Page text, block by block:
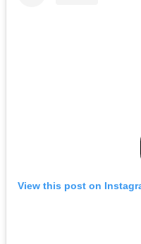
View this post on